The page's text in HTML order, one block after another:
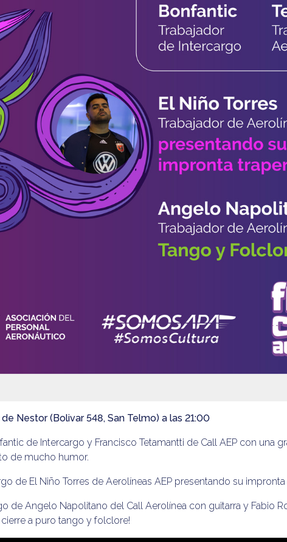
Nestor (Bolivar 548, San Telmo) a las 21:00
de Intercargo y Francisco Tetamantti de Call AEP con una
de mucho humor.
de El Niño Torres de Aerolíneas AEP presentando su impronta
de Angelo Napolitano del Call Aerolínea con guitarra y Fabio
a puro tango y folclore!